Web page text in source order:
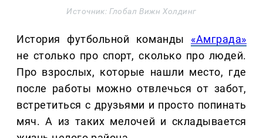
Источник: Глобал Вижн Холдинг
История футбольной команды «Амграда»
не столько про спорт, сколько про людей.
Про взрослых, которые нашли место, где
после работы можно отвлечься от забот,
встретиться с друзьями и просто попинать
мяч. А из таких мелочей и складывается